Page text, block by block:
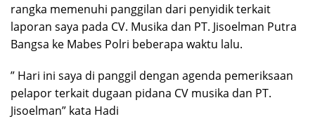
rangka memenuhi panggilan dari penyidik terkait
laporan saya pada CV. Musika dan PT. Jisoelman Putra
Bangsa ke Mabes Polri beberapa waktu lalu.
” Hari ini saya di panggil dengan agenda pemeriksaan
pelapor terkait dugaan pidana CV musika dan PT.
Jisoelman” kata Hadi